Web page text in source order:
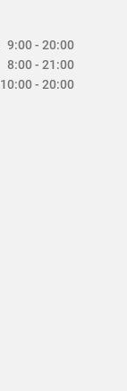
9:00 - 20:00
8:00 - 21:00
10:00 - 20:00